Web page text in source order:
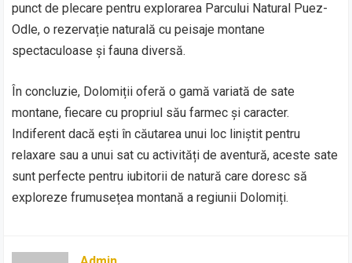
punct de plecare pentru explorarea Parcului Natural Puez-
Odle, o rezervație naturală cu peisaje montane
spectaculoase și fauna diversă.
În concluzie, Dolomiții oferă o gamă variată de sate
montane, fiecare cu propriul său farmec și caracter.
Indiferent dacă ești în căutarea unui loc liniștit pentru
relaxare sau a unui sat cu activități de aventură, aceste sate
sunt perfecte pentru iubitorii de natură care doresc să
exploreze frumusețea montană a regiunii Dolomiți.